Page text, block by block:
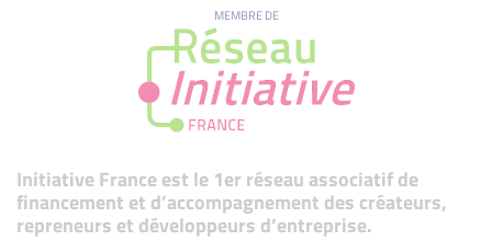
MEMBRE DE
Initiative France est le 1er réseau associatif de
financement et d’accompagnement des créateurs,
repreneurs et développeurs d’entreprise.